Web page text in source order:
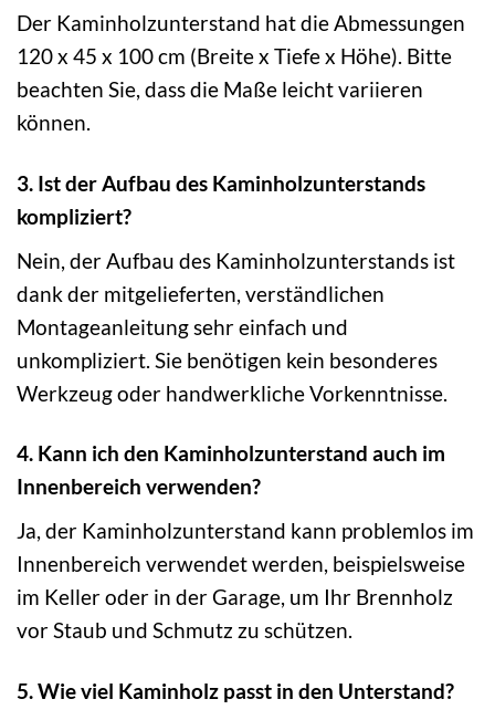
Der Kaminholzunterstand hat die Abmessungen
120 x 45 x 100 cm (Breite x Tiefe x Höhe). Bitte
beachten Sie, dass die Maße leicht variieren
können.
3. Ist der Aufbau des Kaminholzunterstands
kompliziert?
Nein, der Aufbau des Kaminholzunterstands ist
dank der mitgelieferten, verständlichen
Montageanleitung sehr einfach und
unkompliziert. Sie benötigen kein besonderes
Werkzeug oder handwerkliche Vorkenntnisse.
4. Kann ich den Kaminholzunterstand auch im
Innenbereich verwenden?
Ja, der Kaminholzunterstand kann problemlos im
Innenbereich verwendet werden, beispielsweise
im Keller oder in der Garage, um Ihr Brennholz
vor Staub und Schmutz zu schützen.
5. Wie viel Kaminholz passt in den Unterstand?